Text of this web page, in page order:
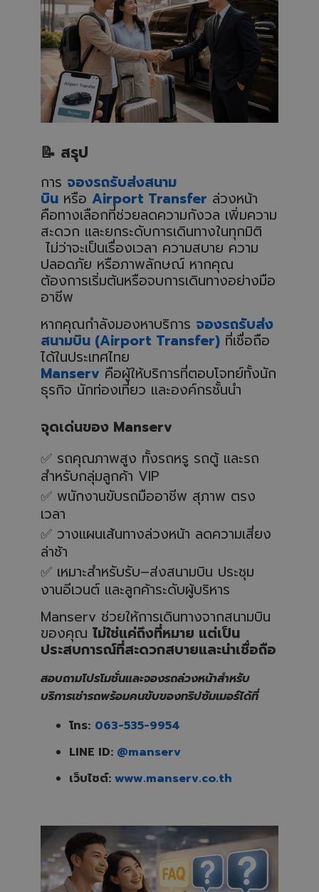
📝 สรุป
การ จองรถรับส่งสนาม
บินหรือ Airport Transfer ล่วงหน้า
คือทางเลือกที่ช่วยลดความกังวล เพิ่มความ
สะดวก และยกระดับการเดินทางในทุกมิติ
ไม่ว่าจะเป็นเรื่องเวลา ความสบาย ความ
ปลอดภัย หรือภาพลักษณ์ หากคุณ
ต้องการเริ่มต้นหรือจบการเดินทางอย่างมือ
อาชีพ
หากคุณกำลังมองหาบริการ จองรถรับส่ง
สนามบิน (Airport Transfer)ที่เชื่อถือ
ได้ในประเทศไทย
Manserv คือผู้ให้บริการที่ตอบโจทย์ทั้งนัก
ธุรกิจ นักท่องเที่ยว และองค์กรชั้นนำ
จุดเด่นของ Manserv
✅รถคุณภาพสูง ทั้งรถหรู รถตู้ และรถ
สำหรับกลุ่มลูกค้า VIP
✅พนักงานขับรถมืออาชีพ สุภาพ ตรง
เวลา
✅วางแผนเส้นทางล่วงหน้า ลดความเสี่ยง
ล่าช้า
✅เหมาะสำหรับรับ–ส่งสนามบิน ประชุม
งานอีเวนต์ และลูกค้าระดับผู้บริหาร
Manserv ช่วยให้การเดินทางจากสนามบิน
ของคุณ ไม่ใช่แค่ถึงที่หมาย แต่เป็น
ประสบการณ์ที่สะดวกสบายและน่าเชื่อถือ
สอบถามโปรโมชั่นและจองรถล่วงหน้าสำหรับ
บริการเช่ารถพร้อมคนขับของทริปซัมเมอร์ได้ที่
โทร: 063-535-9954
LINE ID: @manserv
เว็บไซต์: www.manserv.co.th